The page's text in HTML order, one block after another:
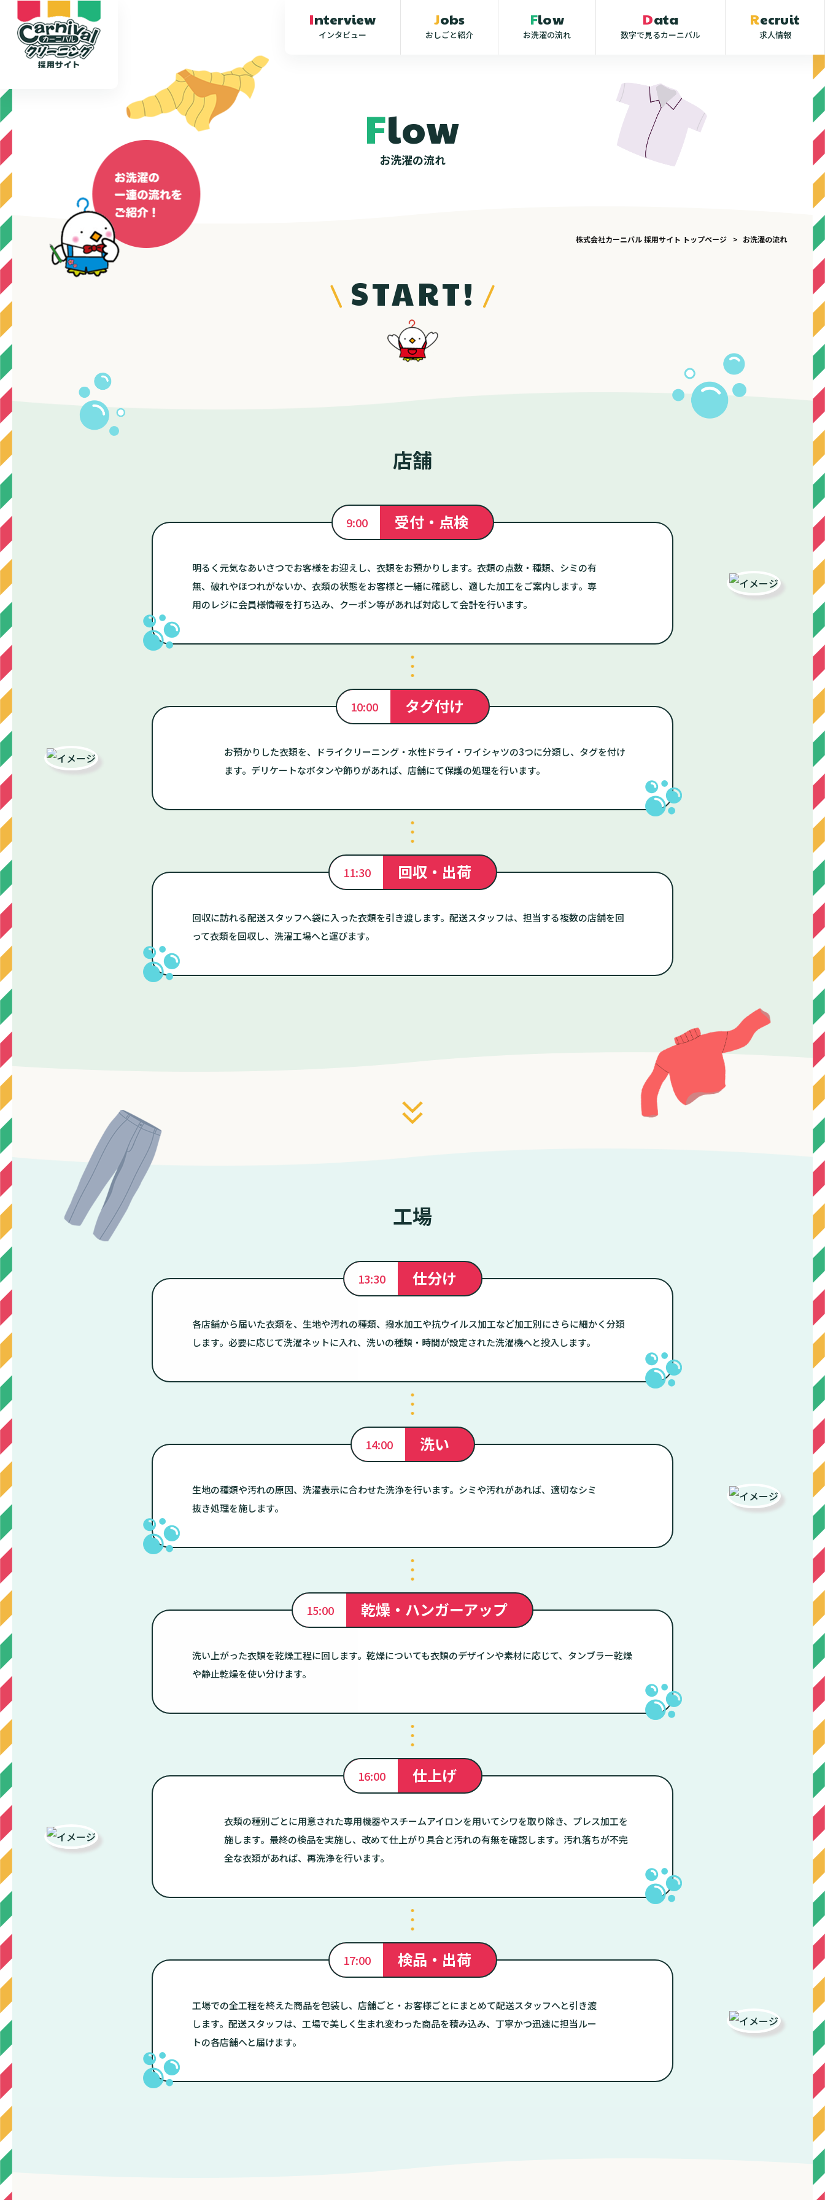
Interview
インタビュー
Jobs
おしごと紹介
Flow
お洗濯の流れ
Data
数字で見るカーニバル
Recruit
求人情報
Flow
お洗濯の流れ
株式会社カーニバル 採用サイト トップページ お洗濯の流れ
START!
店舗
9:00 受付・点検
明るく元気なあいさつでお客様をお迎えし、衣類をお預かりします。衣類の点数・種類、シミの有
無、破れやほつれがないか、衣類の状態をお客様と一緒に確認し、適した加工をご案内します。専
用のレジに会員様情報を打ち込み、クーポン等があれば対応して会計を行います。
10:00 タグ付け
お預かりした衣類を、ドライクリーニング・水性ドライ・ワイシャツの3つに分類し、タグを付け
ます。デリケートなボタンや飾りがあれば、店舗にて保護の処理を行います。
11:30 回収・出荷
回収に訪れる配送スタッフへ袋に入った衣類を引き渡します。配送スタッフは、担当する複数の店舗を回
って衣類を回収し、洗濯工場へと運びます。
工場
13:30 仕分け
各店舗から届いた衣類を、生地や汚れの種類、撥水加工や抗ウイルス加工など加工別にさらに細かく分類
します。必要に応じて洗濯ネットに入れ、洗いの種類・時間が設定された洗濯機へと投入します。
14:00 洗い
生地の種類や汚れの原因、洗濯表示に合わせた洗浄を行います。シミや汚れがあれば、適切なシミ
抜き処理を施します。
15:00 乾燥・ハンガーアップ
洗い上がった衣類を乾燥工程に回します。乾燥についても衣類のデザインや素材に応じて、タンブラー乾燥
や静止乾燥を使い分けます。
16:00 仕上げ
衣類の種別ごとに用意された専用機器やスチームアイロンを用いてシワを取り除き、プレス加工を
施します。最終の検品を実施し、改めて仕上がり具合と汚れの有無を確認します。汚れ落ちが不完
全な衣類があれば、再洗浄を行います。
17:00 検品・出荷
工場での全工程を終えた商品を包装し、店舗ごと・お客様ごとにまとめて配送スタッフへと引き渡
します。配送スタッフは、工場で美しく生まれ変わった商品を積み込み、丁寧かつ迅速に担当ルー
トの各店舗へと届けます。